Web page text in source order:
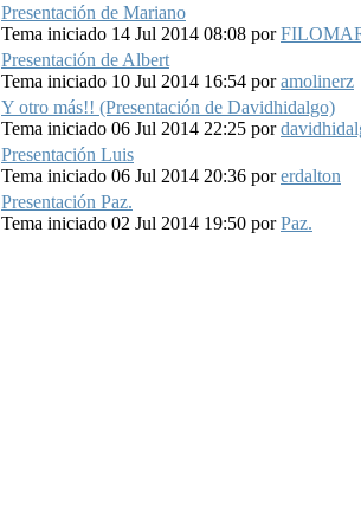
Presentación de Mariano
Tema iniciado 14 Jul 2014 08:08 por
Presentación de Albert
Tema iniciado 10 Jul 2014 16:54 poramolinerz
Y otro más!! (Presentación de Davidhidalgo)
Tema iniciado 06 Jul 2014 22:25 por
Presentación Luis
Tema iniciado 06 Jul 2014 20:36 porerdalton
Presentación Paz.
Tema iniciado 02 Jul 2014 19:50 porPaz.